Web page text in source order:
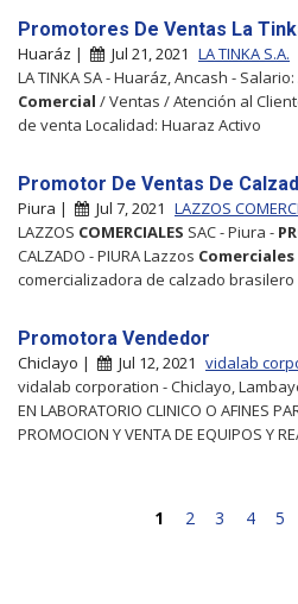
Promotores De Ventas La
Huaráz | Jul 21, 2021 LA TINKA S.A.
LA TINKA SA - Huaráz, Ancash -
Comercial / Ventas / Atención al
de venta Localidad: Huaraz Activo
Promotor De Ventas De
Piura | Jul 7, 2021 LAZZOS
LAZZOS COMERCIALES SAC - Piura -
CALZADO - PIURA Lazzos Comerciales
comercializadora de calzado brasilero
Promotora Vendedor
Chiclayo | Jul 12, 2021 vidalab
vidalab corporation - Chiclayo,
EN LABORATORIO CLINICO O AFINES
PROMOCION Y VENTA DE EQUIPOS Y
1 2 3 4 5